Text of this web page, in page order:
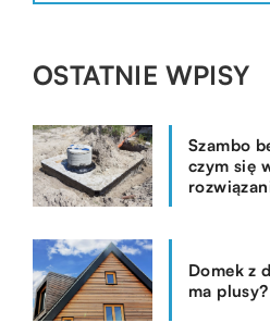
OSTATNIE WPISY
Szambo
czym się
Domek z
ma plusy?